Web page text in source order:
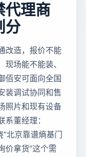
代理商
分
改造，报价不能
场能不能装、
佰安可面向全国
装调试协同和售
照片和现有设备
董经理：
北京靠谱熵基门
价拿货”这个需